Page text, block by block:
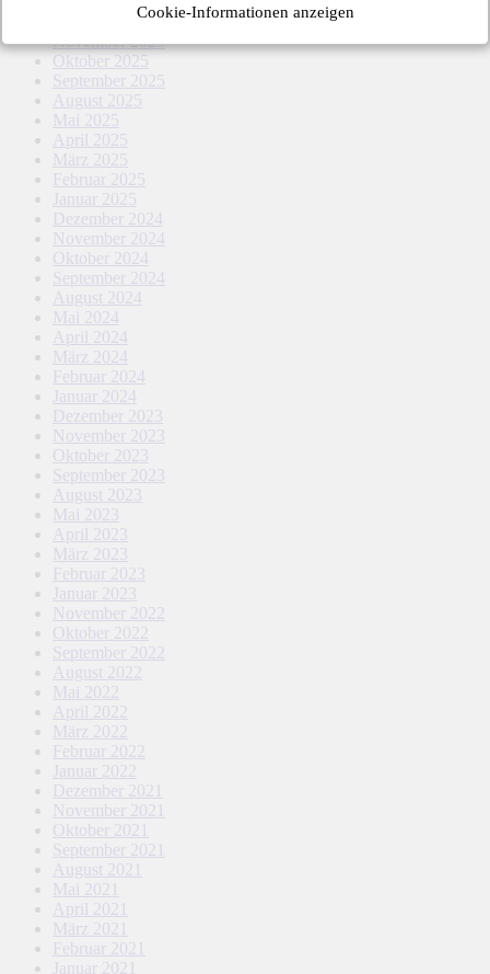
Dezember 2025
November 2025
Oktober 2025
September 2025
August 2025
Mai 2025
April 2025
März 2025
Februar 2025
Januar 2025
Dezember 2024
November 2024
Oktober 2024
September 2024
August 2024
Mai 2024
April 2024
März 2024
Februar 2024
Januar 2024
Dezember 2023
November 2023
Oktober 2023
September 2023
August 2023
Mai 2023
April 2023
März 2023
Februar 2023
Januar 2023
November 2022
Oktober 2022
September 2022
August 2022
Mai 2022
April 2022
März 2022
Februar 2022
Januar 2022
Dezember 2021
November 2021
Oktober 2021
September 2021
August 2021
Mai 2021
April 2021
März 2021
Februar 2021
Januar 2021
Cookie-Informationen anzeigen